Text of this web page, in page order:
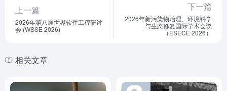
上一篇
2026年第八届世界软件工程研讨
会 (WSSE 2026)
下一篇
2026年新污染物治理、环境科学
与生态修复国际学术会议
（ESECE 2026）
相关文章